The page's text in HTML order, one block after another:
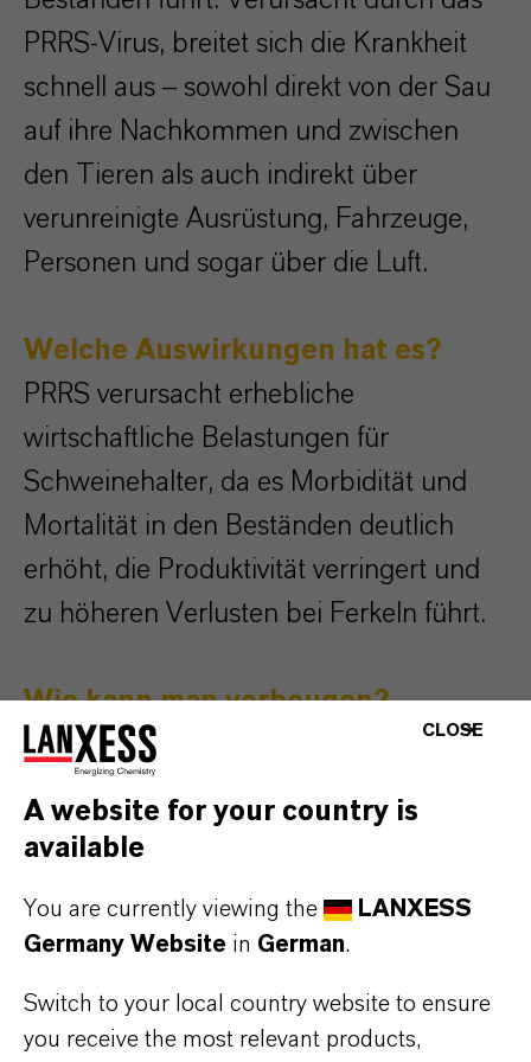
PRRS-Virus, breitet sich die Krankheit
schnell aus – sowohl direkt von der Sau
auf ihre Nachkommen und zwischen
den Tieren als auch indirekt über
verunreinigte Ausrüstung, Fahrzeuge,
Personen und sogar über die Luft.
Welche Auswirkungen hat es?
PRRS verursacht erhebliche
wirtschaftliche Belastungen für
Schweinehalter, da es Morbidität und
Mortalität in den Beständen deutlich
erhöht, die Produktivität verringert und
zu höheren Verlusten bei Ferkeln führt.
Wie kann man vorbeugen?
Vorbeugung von PRRS in der
konsequente Biosicherheitsprotokolle,
und Desinfektion von Fahrzeugen,
Stallungen und Geräten, strenger
Kontrolle von Tier- und
Personenbewegungen sowie der
CLOSE
A website for your country is
available
You are currently viewing the
LANXESS
Germany Website in German.
Switch to your local country website to ensure
you receive the most relevant products,